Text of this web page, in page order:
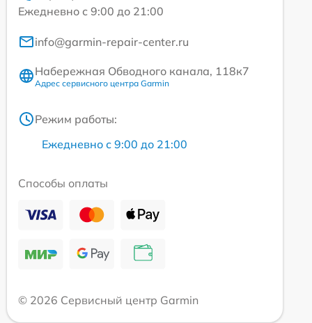
Ежедневно с 9:00 до 21:00
info@garmin-repair-center.ru
Набережная Обводного канала, 118к7
Адрес сервисного центра Garmin
Режим работы:
Ежедневно с 9:00 до 21:00
Способы оплаты
© 2026 Сервисный центр Garmin